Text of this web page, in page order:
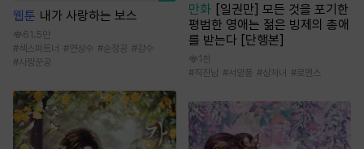
웹툰 내가 사랑하는 보스
61.5만
#섹스파트너 #연상수 #순정공 #강수
#사랑꾼공
만화 [일권만] 모든 것을 포기한
평범한 영애는 젊은 빙제의 총애
를 받는다 [단행본]
1천
#직진남 #서양풍 #상처녀 #로맨스